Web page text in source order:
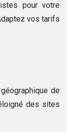
pour votre
vos tarifs
de
des sites